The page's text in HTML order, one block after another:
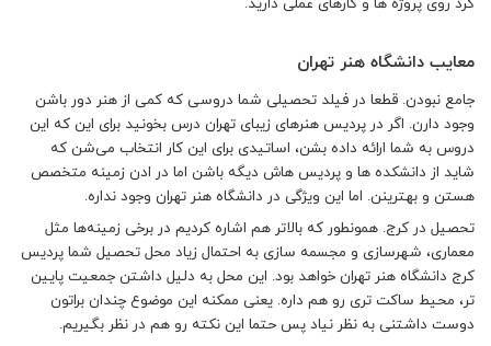
معایب دانشگاه هنر تهران
جامع نبودن. قطعا در فیلد تحصیلی شما دروسی که کمی از هنر دور باشن
وجود دارن. اگر در پردیس هنرهای زیبای تهران درس بخونید برای این که این
دروس به شما ارائه داده بشن، اساتیدی برای این کار انتخاب می‌شن که
شاید از دانشکده ها و پردیس هاش دیگه باشن اما در ادن زمینه متخصص
هستن و بهترینن. اما این ویژگی در دانشگاه هنر تهران وجود نداره.
تحصیل در کرج. همونطور که بالاتر هم اشاره کردیم در برخی زمینه‌ها مثل
معماری، شهرسازی و مجسمه سازی به احتمال زیاد محل تحصیل شما پردیس
کرج دانشگاه هنر تهران خواهد بود. این محل به دلیل داشتن جمعیت پایین
تر، محیط ساکت تری رو هم داره. یعنی ممکنه این موضوع چندان براتون
دوست داشتنی به نظر نیاد پس حتما این نکته رو هم در نظر بگیریم.